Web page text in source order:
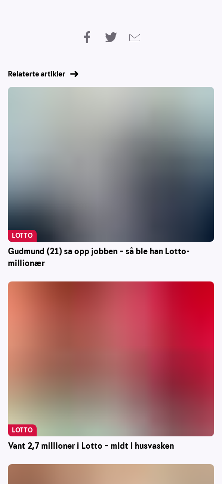
Relaterte artikler
Gudmund (21) sa opp jobben – så ble han Lotto-
millionær
LOTTO
Vant 2,7 millioner i Lotto – midt i husvasken
LOTTO